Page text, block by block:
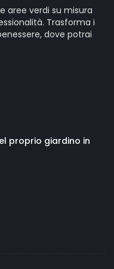
aree verdi su misura
Trasforma i
dove potrai
proprio giardino in